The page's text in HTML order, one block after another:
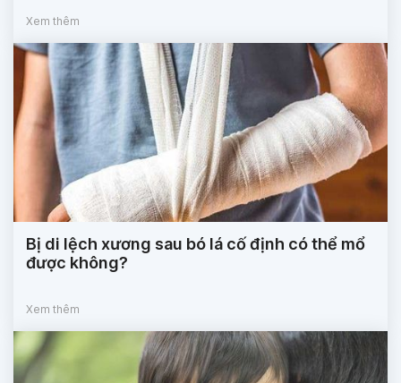
Xem thêm
Bị di lệch xương sau bó lá cố định có thể mổ
được không?
Xem thêm